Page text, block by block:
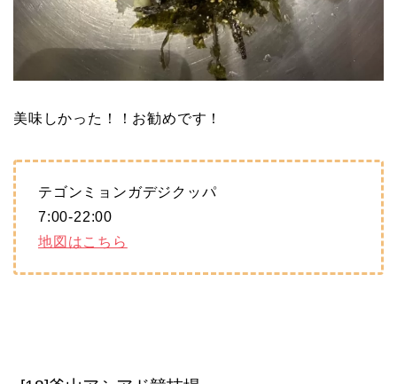
美味しかった！！お勧めです！
テゴンミョンガデジクッパ
7:00-22:00
地図はこちら